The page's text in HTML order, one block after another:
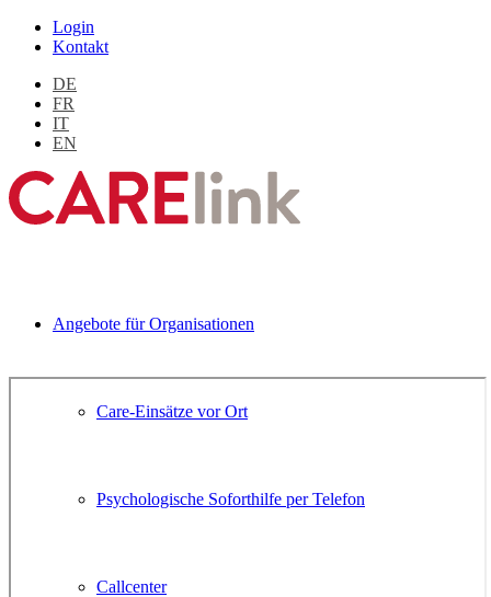
Login
Kontakt
DE
FR
IT
EN
Angebote für Organisationen
Care-Einsätze vor Ort
Psychologische Soforthilfe per Telefon
Callcenter